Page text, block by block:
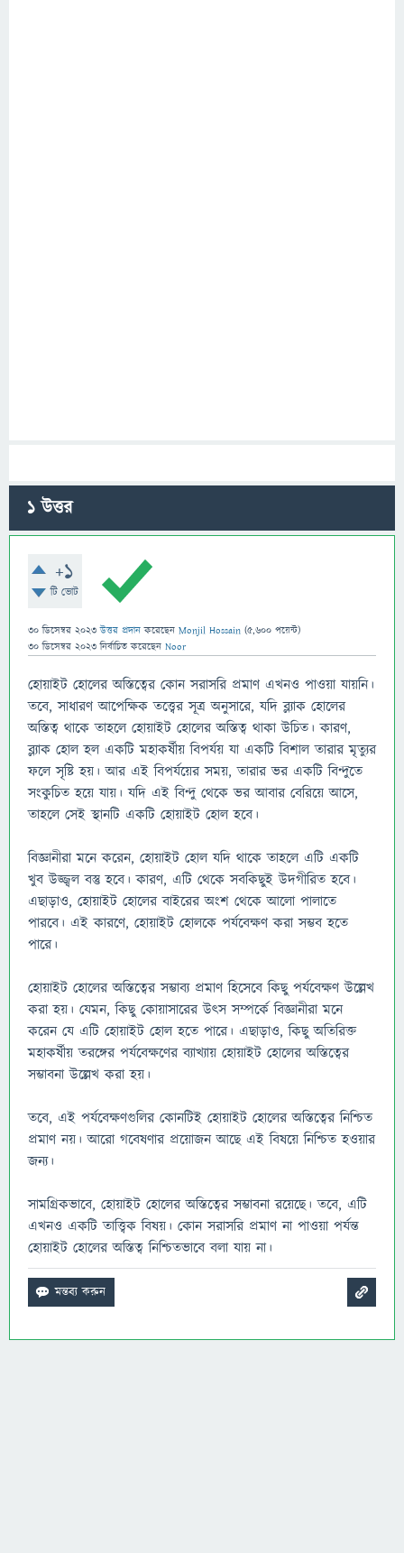
1উত্তর
+1
টি ভোট
30 ডিসেম্বর 2023 উত্তর প্রদান করেছেন Monjil Hossain (5,600 পয়েন্ট)
30 ডিসেম্বর 2023 নির্বাচিত করেছেন Noor
হোয়াইট হোলের অস্তিত্বের কোন সরাসরি প্রমাণ এখনও পাওয়া যায়নি।
তবে, সাধারণ আপেক্ষিক তত্ত্বের সূত্র অনুসারে, যদি ব্ল্যাক হোলের
অস্তিত্ব থাকে তাহলে হোয়াইট হোলের অস্তিত্ব থাকা উচিত। কারণ,
ব্ল্যাক হোল হল একটি মহাকর্ষীয় বিপর্যয় যা একটি বিশাল তারার মৃত্যুর
ফলে সৃষ্টি হয়। আর এই বিপর্যয়ের সময়, তারার ভর একটি বিন্দুতে
সংকুচিত হয়ে যায়। যদি এই বিন্দু থেকে ভর আবার বেরিয়ে আসে,
তাহলে সেই স্থানটি একটি হোয়াইট হোল হবে।
বিজ্ঞানীরা মনে করেন, হোয়াইট হোল যদি থাকে তাহলে এটি একটি
খুব উজ্জ্বল বস্তু হবে। কারণ, এটি থেকে সবকিছুই উদগীরিত হবে।
এছাড়াও, হোয়াইট হোলের বাইরের অংশ থেকে আলো পালাতে
পারবে। এই কারণে, হোয়াইট হোলকে পর্যবেক্ষণ করা সম্ভব হতে
পারে।
হোয়াইট হোলের অস্তিত্বের সম্ভাব্য প্রমাণ হিসেবে কিছু পর্যবেক্ষণ উল্লেখ
করা হয়। যেমন, কিছু কোয়াসারের উৎস সম্পর্কে বিজ্ঞানীরা মনে
করেন যে এটি হোয়াইট হোল হতে পারে। এছাড়াও, কিছু অতিরিক্ত
মহাকর্ষীয় তরঙ্গের পর্যবেক্ষণের ব্যাখ্যায় হোয়াইট হোলের অস্তিত্বের
সম্ভাবনা উল্লেখ করা হয়।
তবে, এই পর্যবেক্ষণগুলির কোনটিই হোয়াইট হোলের অস্তিত্বের নিশ্চিত
প্রমাণ নয়। আরো গবেষণার প্রয়োজন আছে এই বিষয়ে নিশ্চিত হওয়ার
জন্য।
সামগ্রিকভাবে, হোয়াইট হোলের অস্তিত্বের সম্ভাবনা রয়েছে। তবে, এটি
এখনও একটি তাত্ত্বিক বিষয়। কোন সরাসরি প্রমাণ না পাওয়া পর্যন্ত
হোয়াইট হোলের অস্তিত্ব নিশ্চিতভাবে বলা যায় না।